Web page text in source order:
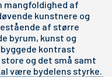
mangfoldighed af
kunstnere og
af større
byrum, kunst og
kontrast
og det små samt
være bydelens styrke.